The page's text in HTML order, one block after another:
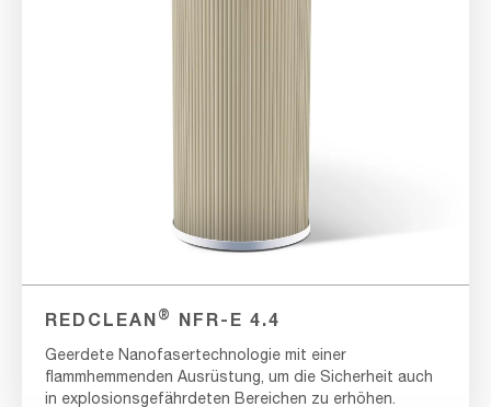
REDCLEAN ® NFR-E 4.4
Geerdete Nanofasertechnologie mit einer
flammhemmenden Ausrüstung, um die Sicherheit auch
in explosionsgefährdeten Bereichen zu erhöhen.